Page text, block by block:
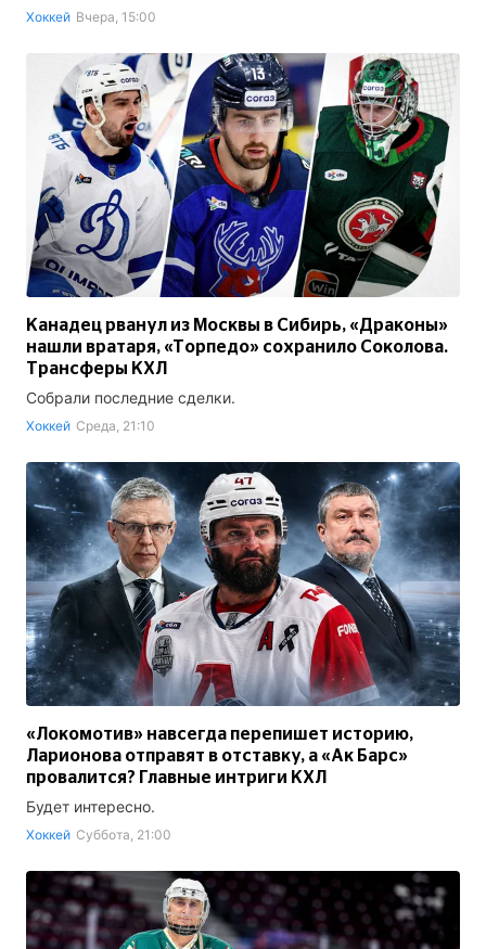
Хоккей Вчера, 15:00
Канадец рванул из Москвы в Сибирь, «Драконы»
нашли вратаря, «Торпедо» сохранило Соколова.
Трансферы КХЛ
Собрали последние сделки.
Хоккей Среда, 21:10
«Локомотив» навсегда перепишет историю,
Ларионова отправят в отставку, а «Ак Барс»
провалится? Главные интриги КХЛ
Будет интересно.
Хоккей Суббота, 21:00